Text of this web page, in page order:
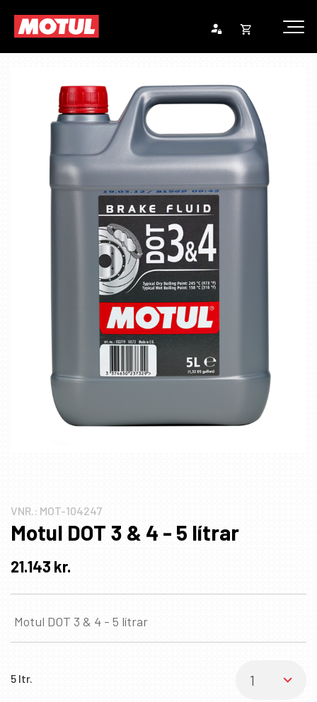
Endurheimta lykilorð
Opna
Karfan þín
Karfan er tóm.
VNR.: MOT-104247
Motul DOT 3 & 4 - 5 lítrar
21.143 kr.
Motul DOT 3 & 4 - 5 lítrar
5 ltr.